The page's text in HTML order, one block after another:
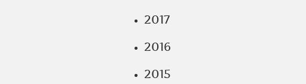
2017
2016
2015